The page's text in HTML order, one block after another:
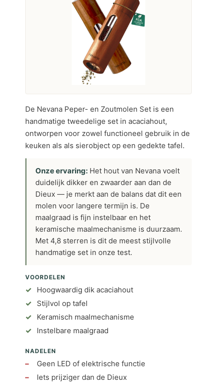
De Nevana Peper- en Zoutmolen Set is een
handmatige tweedelige set in acaciahout,
ontworpen voor zowel functioneel gebruik in de
keuken als als sierobject op een gedekte tafel.
Onze ervaring: Het hout van Nevana voelt
duidelijk dikker en zwaarder aan dan de
Dieux — je merkt aan de balans dat dit een
molen voor langere termijn is. De
maalgraad is fijn instelbaar en het
keramische maalmechanisme is duurzaam.
Met 4,8 sterren is dit de meest stijlvolle
handmatige set in onze test.
VOORDELEN
Hoogwaardig dik acaciahout
Stijlvol op tafel
Keramisch maalmechanisme
Instelbare maalgraad
NADELEN
Geen LED of elektrische functie
Iets prijziger dan de Dieux